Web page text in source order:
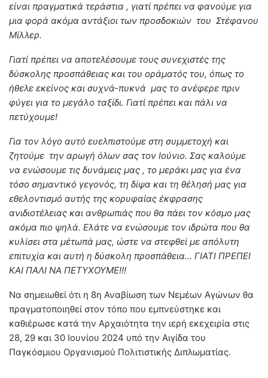
είναι πραγματικά τεράστια , γιατί πρέπει να φανούμε για
μια φορά ακόμα αντάξιοι των προσδοκιών του Στέφανου
Μίλλερ.
Γιατί πρέπει να αποτελέσουμε τους συνεχιστές της
δύσκολης προσπάθειας και του οράματός του, όπως το
ήθελε εκείνος και συχνά-πυκνά μας το ανέφερε πριν
φύγει για το μεγάλο ταξίδι. Γιατί πρέπει και πάλι να
πετύχουμε!
Για τον λόγο αυτό ευελπιστούμε στη συμμετοχή και
ζητούμε την αρωγή όλων σας τον Ιούνιο. Σας καλούμε
να ενώσουμε τις δυνάμεις μας , το μεράκι μας για ένα
τόσο σημαντικό γεγονός, τη δίψα και τη θέλησή μας για
εθελοντισμό αυτής της κορυφαίας έκφρασης
ανιδιοτέλειας και ανθρωπιάς που θα πάει τον κόσμο μας
ακόμα πιο ψηλά. Ελάτε να ενώσουμε τον ιδρώτα που θα
κυλίσει στα μέτωπά μας, ώστε να στεφθεί με απόλυτη
επιτυχία και αυτή η δύσκολη προσπάθεια… ΓΙΑΤΙ ΠΡΕΠΕΙ
ΚΑΙ ΠΑΛΙ ΝΑ ΠΕΤΥΧΟΥΜΕ!!!
Να σημειωθεί ότι η 8η Αναβίωση των Νεμέων Αγώνων θα
πραγματοποιηθεί στον τόπο που εμπνεύστηκε και
καθιέρωσε κατά την Αρχαιότητα την ιερή εκεχειρία στις
28, 29 και 30 Ιουνίου 2024 υπό την Αιγίδα του
Παγκόσμιου Οργανισμού Πολιτιστικής Διπλωματίας.